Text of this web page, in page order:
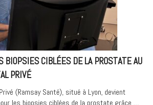
Médipôle
Hôpital
BIOPSIES CIBLÉES DE LA PROSTATE AU
PRIVÉ
(Ramsay Santé), situé à Lyon, devient
les biopsies ciblées de la prostate grâce …